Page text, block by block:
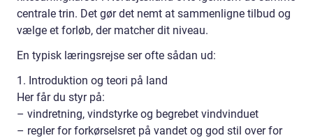
centrale trin. Det gør det nemt at sammenligne tilbud og
vælge et forløb, der matcher dit niveau.
En typisk læringsrejse ser ofte sådan ud:
1. Introduktion og teori på land
Her får du styr på:
– vindretning, vindstyrke og begrebet vindvinduet
– regler for forkørselsret på vandet og god stil over for